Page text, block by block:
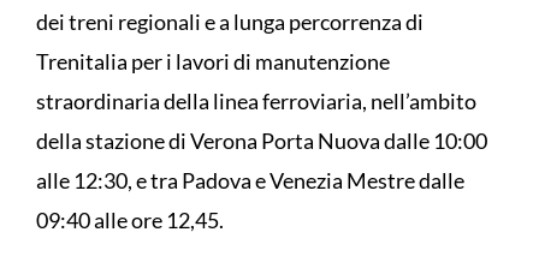
dei treni regionali e a lunga percorrenza di
Trenitalia per i lavori di manutenzione
straordinaria della linea ferroviaria, nell’ambito
della stazione di Verona Porta Nuova dalle 10:00
alle 12:30, e tra Padova e Venezia Mestre dalle
09:40 alle ore 12,45.